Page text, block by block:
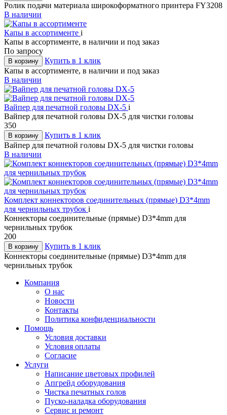
Ролик подачи материала широкоформатного принтера FY3208
В наличии
Капы в ассортименте i
Капы в ассортименте, в наличии и под заказ
По запросу
В корзину
Купить в 1 клик
Капы в ассортименте, в наличии и под заказ
В наличии
Вайпер для печатной головы DX-5 i
Вайпер для печатной головы DX-5 для чистки головы
350
В корзину
Купить в 1 клик
Вайпер для печатной головы DX-5 для чистки головы
В наличии
Комплект коннекторов соединительных (прямые) D3*4mm
для чернильных трубок i
Коннекторы соединительные (прямые) D3*4mm для
чернильных трубок
200
В корзину
Купить в 1 клик
Коннекторы соединительные (прямые) D3*4mm для
чернильных трубок
Компания
О нас
Новости
Контакты
Политика конфиденциальности
Помощь
Условия доставки
Условия оплаты
Согласие
Услуги
Написание цветовых профилей
Апгрейд оборудования
Чистка печатных голов
Пуско-наладка оборудования
Сервис и ремонт